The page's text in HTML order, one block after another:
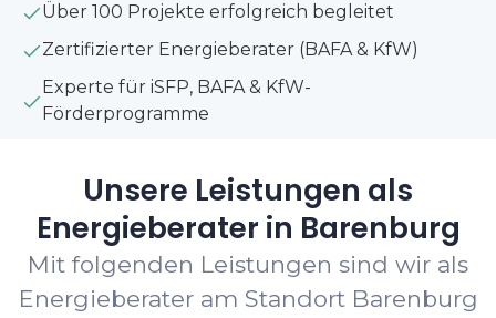
Über 100 Projekte erfolgreich begleitet
Zertifizierter Energieberater (BAFA & KfW)
Experte für iSFP, BAFA & KfW-
Förderprogramme
Unsere Leistungen als
Energieberater in Barenburg
Mit folgenden Leistungen sind wir als
Energieberater am Standort Barenburg